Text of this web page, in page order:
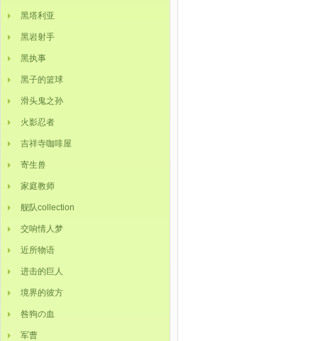
黑塔利亚
黑岩射手
黑执事
黑子的篮球
滑头鬼之孙
火影忍者
吉祥寺咖啡屋
寄生兽
家庭教师
舰队collection
交响情人梦
近所物语
进击的巨人
境界的彼方
咎狗の血
军曹